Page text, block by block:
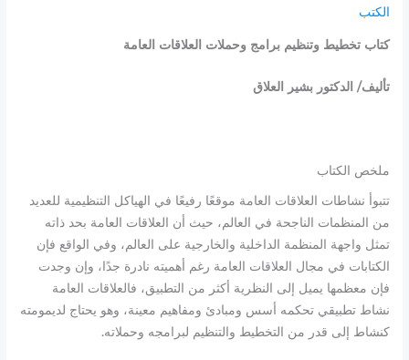
الكتب
كتاب تخطيط وتنظيم برامج وحملات العلاقات العامة
تأليف/ الدكتور بشير العلاق
ملخص الكتاب
تتبوأ نشاطات العلاقات العامة موقعًا رفيعًا في الهياكل التنظيمية للعديد
من المنظمات الناجحة في العالم، حيث أن العلاقات العامة بحد ذاته
تمثل واجهة المنظمة الداخلية والخارجية على العالم، وفي الواقع فإن
الكتابات في مجال العلاقات العامة رغم أهميته نادرة جدًا، وإن وجدت
فإن معظمها يميل إلى النظرية أكثر من التطبيق، فالعلاقات العامة
نشاط تطبيقي تحكمه أسس ومبادئ ومفاهيم معينة، وهو يحتاج لديمومته
كنشاط إلى قدر من التخطيط والتنظيم لبرامجه وحملاته.